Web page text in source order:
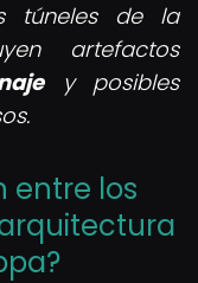
túneles de la
artefactos
y posibles
entre los